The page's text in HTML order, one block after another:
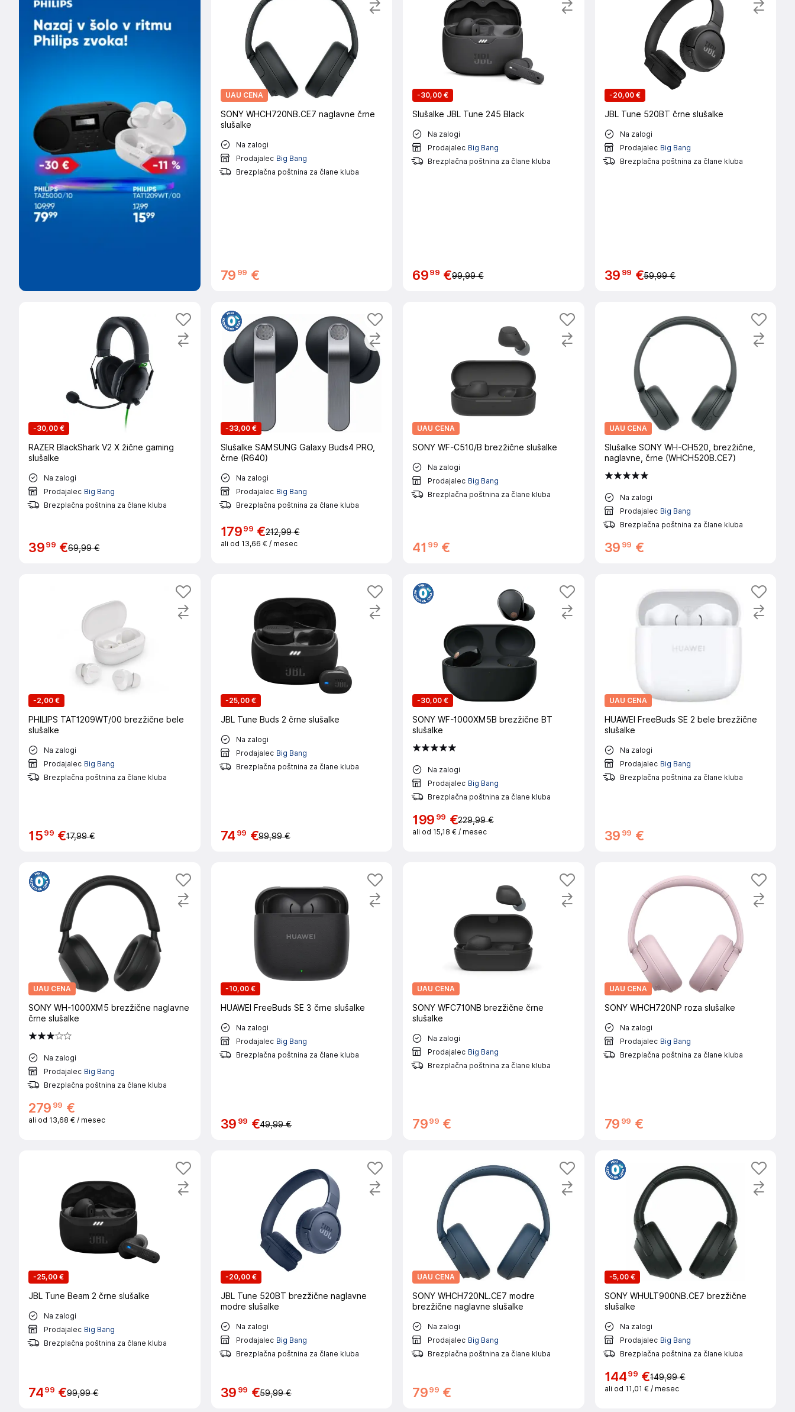
UAU CENA
SONY WHCH720NB.CE7 naglavne črne
slušalke
Na zalogi
Prodajalec Big Bang
Brezplačna poštnina za člane kluba
79 99 €
-30,00 €
Slušalke JBL Tune 245 Black
Na zalogi
Prodajalec Big Bang
Brezplačna poštnina za člane kluba
6999 €99,99 €
-20,00 €
JBL Tune 520BT črne slušalke
Na zalogi
Prodajalec Big Bang
Brezplačna poštnina za člane kluba
39 99 €59,99 €
-30,00 €
RAZER BlackShark V2 X žične gaming
slušalke
Na zalogi
Prodajalec Big Bang
Brezplačna poštnina za člane kluba
3999 €69,99 €
-33,00 €
Slušalke SAMSUNG Galaxy Buds4 PRO,
črne (R640)
Na zalogi
Prodajalec Big Bang
Brezplačna poštnina za člane kluba
17999 €212,99 €
ali od 13,66 € / mesec
UAU CENA
SONY WF-C510/B brezžične slušalke
Na zalogi
Prodajalec Big Bang
Brezplačna poštnina za člane kluba
41 99 €
UAU CENA
Slušalke SONY WH-CH520, brezžične,
naglavne, črne (WHCH520B.CE7)
Na zalogi
Prodajalec Big Bang
Brezplačna poštnina za člane kluba
39 99 €
-2,00 €
PHILIPS TAT1209WT/00 brezžične bele
slušalke
Na zalogi
Prodajalec Big Bang
Brezplačna poštnina za člane kluba
1599 €17,99 €
-25,00 €
JBL Tune Buds 2 črne slušalke
Na zalogi
Prodajalec Big Bang
Brezplačna poštnina za člane kluba
74 99 €99,99 €
-30,00 €
SONY WF-1000XM5B brezžične BT
slušalke
Na zalogi
Prodajalec Big Bang
Brezplačna poštnina za člane kluba
199 99 €229,99 €
ali od 15,18 € / mesec
UAU CENA
HUAWEI FreeBuds SE 2 bele brezžične
slušalke
Na zalogi
Prodajalec Big Bang
Brezplačna poštnina za člane kluba
39 99 €
UAU CENA
SONY WH-1000XM5 brezžične naglavne
črne slušalke
Na zalogi
Prodajalec Big Bang
Brezplačna poštnina za člane kluba
279 99 €
ali od 13,68 € / mesec
-10,00 €
HUAWEI FreeBuds SE 3 črne slušalke
Na zalogi
Prodajalec Big Bang
Brezplačna poštnina za člane kluba
39 99 €49,99 €
UAU CENA
SONY WFC710NB brezžične črne
slušalke
Na zalogi
Prodajalec Big Bang
Brezplačna poštnina za člane kluba
7999 €
UAU CENA
SONY WHCH720NP roza slušalke
Na zalogi
Prodajalec Big Bang
Brezplačna poštnina za člane kluba
79 99 €
-25,00 €
JBL Tune Beam 2 črne slušalke
Na zalogi
Prodajalec Big Bang
Brezplačna poštnina za člane kluba
7499 €99,99 €
-20,00 €
JBL Tune 520BT brezžične naglavne
modre slušalke
Na zalogi
Prodajalec Big Bang
Brezplačna poštnina za člane kluba
39 99 €59,99 €
UAU CENA
SONY WHCH720NL.CE7 modre
brezžične naglavne slušalke
Na zalogi
Prodajalec Big Bang
Brezplačna poštnina za člane kluba
7999 €
-5,00 €
SONY WHULT900NB.CE7 brezžične
slušalke
Na zalogi
Prodajalec Big Bang
Brezplačna poštnina za člane kluba
14499 €149,99 €
ali od 11,01 € / mesec